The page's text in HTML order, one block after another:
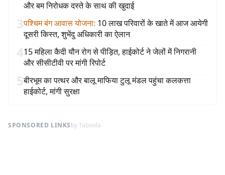
और बम निरोधक दस्ते के साथ की खुदाई
3पश्चिम बंग आवास योजना: 10 लाख परिवारों के खाते में आज आयेगी
दूसरी किस्त, शुभेंदु अधिकारी का ऐलान
415 महिला कैदी यौन रोग से पीड़ित, हाईकोर्ट ने जेलों में निगरानी
और सीसीटीवी पर मांगी रिपोर्ट
5बीरभूम का पत्थर और बालू माफिया टुलू मंडल पहुंचा कलकत्ता
हाईकोर्ट, मांगी सुरक्षा
SPONSORED LINKSby Taboola